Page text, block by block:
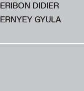
ERIBON DIDIER
ERNYEY GYULA